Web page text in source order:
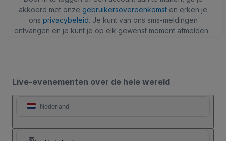
akkoord met onze gebruikersovereenkomst en erken je
ons privacybeleid. Je kunt van ons sms-meldingen
ontvangen en je kunt je op elk gewenst moment afmelden.
Live-evenementen over de hele wereld
Nederland